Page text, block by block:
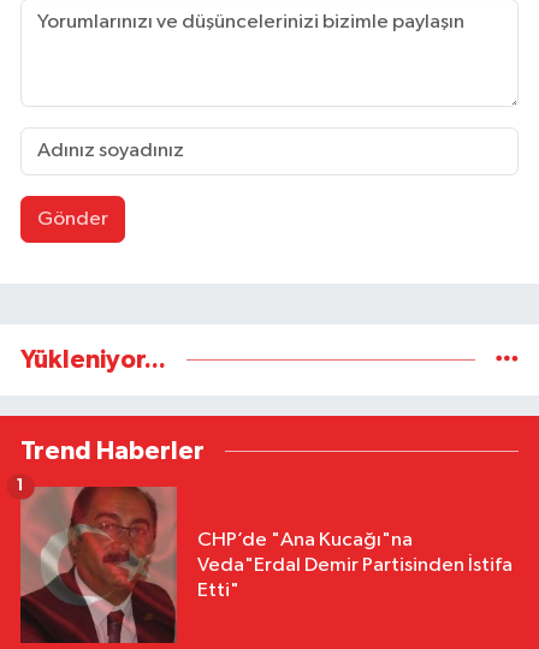
Gönder
Yükleniyor...
Trend Haberler
CHP’de "Ana Kucağı"na
Veda"Erdal Demir Partisinden İstifa
Etti"